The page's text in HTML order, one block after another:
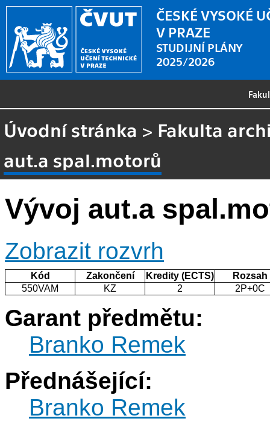
ČESKÉ VYSOKÉ
V PRAZE
STUDIJNÍ PLÁNY
2025/2026
Úvodní stránka > Fakulta
aut.a spal.motorů
Vývoj aut.a
Zobrazit rozvrh
Kód Zakončení Kredity (ECTS)
Rozsah
550VAM
KZ 2 2P+0C
Garant předmětu:
Branko Remek
Přednášející:
Branko Remek